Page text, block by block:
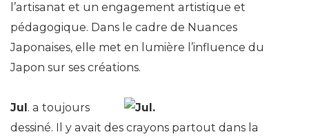
l’artisanat et un engagement artistique et
pédagogique. Dans le cadre de Nuances
Japonaises, elle met en lumière l’influence du
Japon sur ses créations.
Jul . a toujours
dessiné. Il y avait des crayons partout dans la